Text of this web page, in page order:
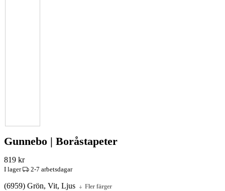
Gunnebo | Boråstapeter
819 kr
I lager 2-7 arbetsdagar
(6959) Grön, Vit, Ljus Fler färger